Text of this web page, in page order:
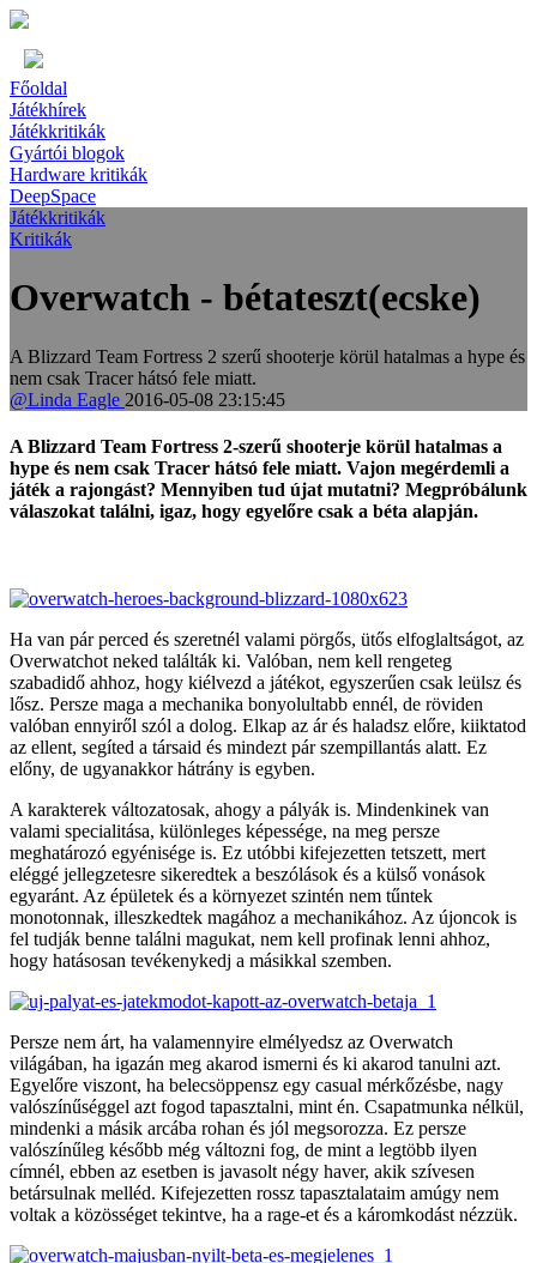
Főoldal
Játékhírek
Játékkritikák
Gyártói blogok
Hardware kritikák
DeepSpace
Játékkritikák
Kritikák
Overwatch - bétateszt(ecske)
A Blizzard Team Fortress 2 szerű shooterje körül hatalmas a hype és
nem csak Tracer hátsó fele miatt.
@Linda Eagle 2016-05-08 23:15:45
A Blizzard Team Fortress 2-szerű shooterje körül hatalmas a
hype és nem csak Tracer hátsó fele miatt. Vajon megérdemli a
játék a rajongást? Mennyiben tud újat mutatni? Megpróbálunk
válaszokat találni, igaz, hogy egyelőre csak a béta alapján.
Ha van pár perced és szeretnél valami pörgős, ütős elfoglaltságot, az
Overwatchot neked találták ki. Valóban, nem kell rengeteg
szabadidő ahhoz, hogy kiélvezd a játékot, egyszerűen csak leülsz és
lősz. Persze maga a mechanika bonyolultabb ennél, de röviden
valóban ennyiről szól a dolog. Elkap az ár és haladsz előre, kiiktatod
az ellent, segíted a társaid és mindezt pár szempillantás alatt. Ez
előny, de ugyanakkor hátrány is egyben.
A karakterek változatosak, ahogy a pályák is. Mindenkinek van
valami specialitása, különleges képessége, na meg persze
meghatározó egyénisége is. Ez utóbbi kifejezetten tetszett, mert
eléggé jellegzetesre sikeredtek a beszólások és a külső vonások
egyaránt. Az épületek és a környezet szintén nem tűntek
monotonnak, illeszkedtek magához a mechanikához. Az újoncok is
fel tudják benne találni magukat, nem kell profinak lenni ahhoz,
hogy hatásosan tevékenykedj a másikkal szemben.
Persze nem árt, ha valamennyire elmélyedsz az Overwatch
világában, ha igazán meg akarod ismerni és ki akarod tanulni azt.
Egyelőre viszont, ha belecsöppensz egy casual mérkőzésbe, nagy
valószínűséggel azt fogod tapasztalni, mint én. Csapatmunka nélkül,
mindenki a másik arcába rohan és jól megsorozza. Ez persze
valószínűleg később még változni fog, de mint a legtöbb ilyen
címnél, ebben az esetben is javasolt négy haver, akik szívesen
betársulnak melléd. Kifejezetten rossz tapasztalataim amúgy nem
voltak a közösséget tekintve, ha a rage-et és a káromkodást nézzük.